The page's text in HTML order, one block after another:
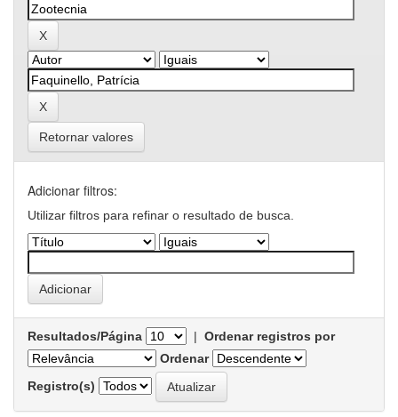
Retornar valores
Adicionar filtros:
Utilizar filtros para refinar o resultado de busca.
Resultados/Página | Ordenar registros por
Ordenar
Registro(s)